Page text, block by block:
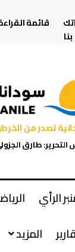
قائمة
تصدر من
التحرير: طارق
الرأي
المزيد